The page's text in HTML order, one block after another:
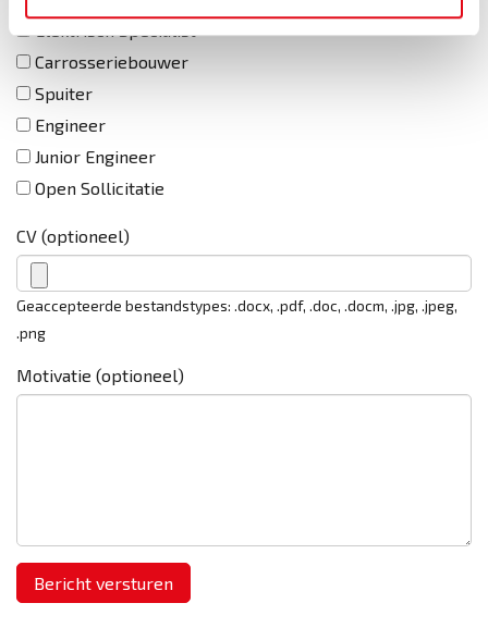
Carrosseriebouwer
Spuiter
Engineer
Junior Engineer
Open Sollicitatie
CV (optioneel)
Geaccepteerde bestandstypes: .docx, .pdf, .doc, .docm, .jpg, .jpeg,
.png
Motivatie (optioneel)